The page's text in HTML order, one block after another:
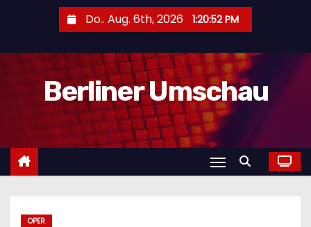
l
Do.. Aug. 6th, 2026 1:20:54 PM
Berliner Umschau
OPER